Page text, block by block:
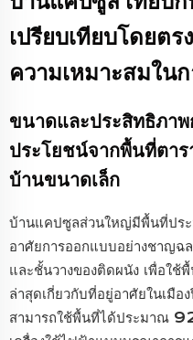
เปรียบเทียบโดยต
ความเหมาะสมใน
ขนาดและประสิทธิภา
ประโยชน์จากพื้นที่ตา
บ้านขนาดเล็ก
บ้านแคปซูลส่วนใหญ่มีพื้นที่ป
อาศัยการออกแบบอย่างชาญฉ
และชั้นวางของติดผนัง เพื่อใ
ล่าสุดเกี่ยวกับที่อยู่อาศัยในเมื
สามารถใช้พื้นที่ได้ประมาณ